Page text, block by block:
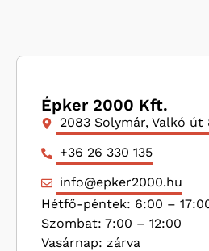
Épker 2000 Kft.
2083 Solymár, Valkó út
+36 26 330 135
info@epker2000.hu
Hétfő-péntek: 6:00 –
Szombat: 7:00 – 12:00
Vasárnap: zárva